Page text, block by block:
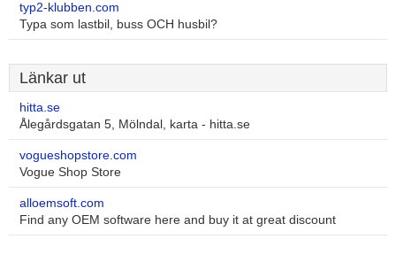
typ2-klubben.com
Typa som lastbil, buss OCH husbil?
Länkar ut
hitta.se
Ålegårdsgatan 5, Mölndal, karta - hitta.se
vogueshopstore.com
Vogue Shop Store
alloemsoft.com
Find any OEM software here and buy it at great discount